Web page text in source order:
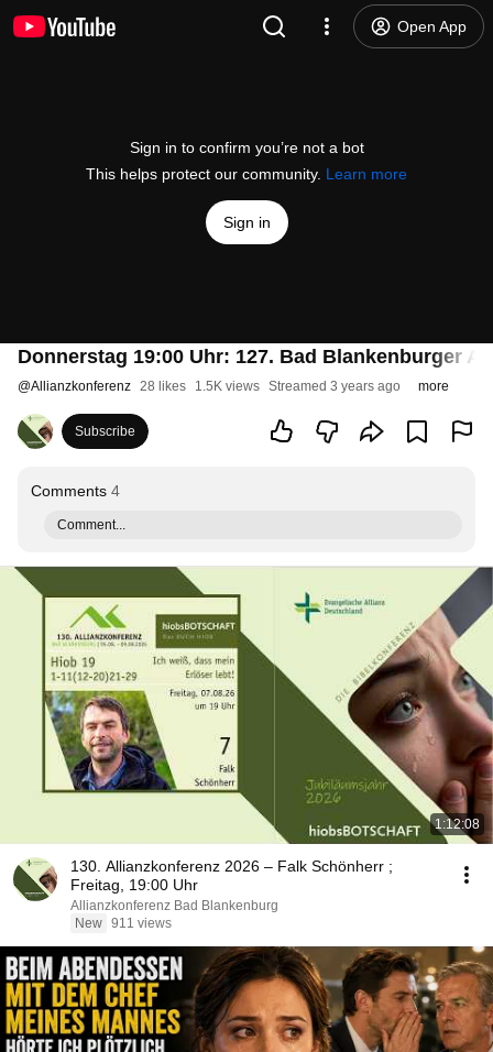
Open App
Sign in to confirm you’re not a bot
This helps protect our community. Learn more
Sign in
Donnerstag 19:00 Uhr: 127. Bad Blankenburger
@Allianzkonferenz 28 likes 1.5K views Streamed 3 years ago more
Subscribe
Comments 4
Comment...
1:12:08
130. Allianzkonferenz 2026 – Falk Schönherr ;
Freitag, 19:00 Uhr
Allianzkonferenz Bad Blankenburg
New 911 views